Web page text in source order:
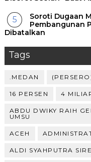
Soroti Dugaan
Pembangunan
Dibatalkan
Tags
.MEDAN
16 PERSEN 4
ABDU DWIKY RAIH
UMSU
ACEH
ALDI SYAHPUTRA